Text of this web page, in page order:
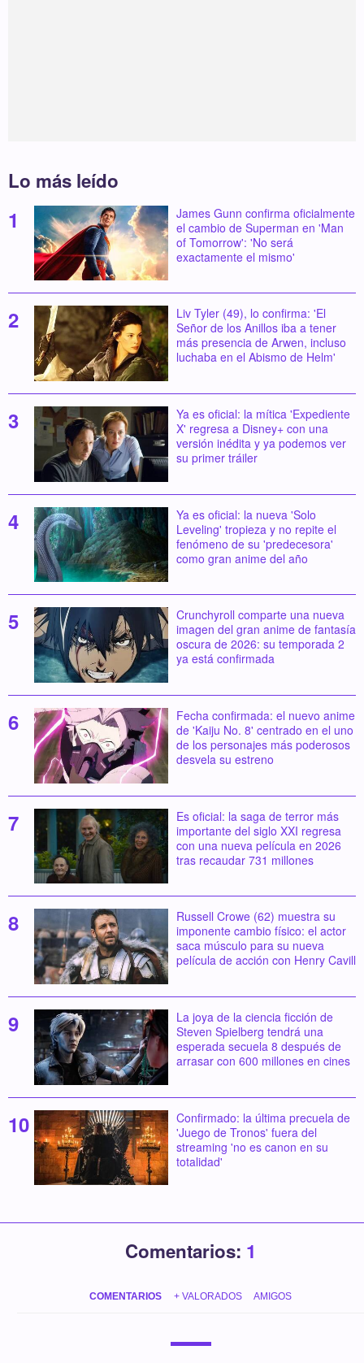
Lo más leído
James Gunn confirma oficialmente
el cambio de Superman en 'Man
of Tomorrow': 'No será
exactamente el mismo'
Liv Tyler (49), lo confirma: 'El
Señor de los Anillos iba a tener
más presencia de Arwen, incluso
luchaba en el Abismo de Helm'
Ya es oficial: la mítica 'Expediente
X' regresa a Disney+ con una
versión inédita y ya podemos ver
su primer tráiler
Ya es oficial: la nueva 'Solo
Leveling' tropieza y no repite el
fenómeno de su 'predecesora'
como gran anime del año
Crunchyroll comparte una nueva
imagen del gran anime de fantasía
oscura de 2026: su temporada 2
ya está confirmada
Fecha confirmada: el nuevo anime
de 'Kaiju No. 8' centrado en el uno
de los personajes más poderosos
desvela su estreno
Es oficial: la saga de terror más
importante del siglo XXI regresa
con una nueva película en 2026
tras recaudar 731 millones
Russell Crowe (62) muestra su
imponente cambio físico: el actor
saca músculo para su nueva
película de acción con Henry Cavill
La joya de la ciencia ficción de
Steven Spielberg tendrá una
esperada secuela 8 después de
arrasar con 600 millones en cines
Confirmado: la última precuela de
'Juego de Tronos' fuera del
streaming 'no es canon en su
totalidad'
Comentarios: 1
COMENTARIOS + VALORADOS AMIGOS